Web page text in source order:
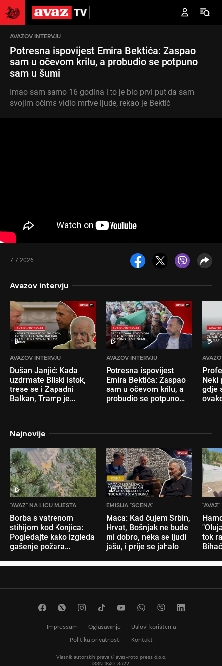
AVAZOV INTERVJU
Potresna ispovijest Emira Bektića: Zaspao
sam u očevom krilu, a probudio se potpuno
sam u šumi
Imao sam samo 16 godina i to je bio prvi put da sam
svojim očima vidio mrtve ljude, rekao je Bektić
7.7.2026
Avazov intervju
AVAZOV INTERVJU
Dušan Janjić: Kada
uzdrmate Bliski istok,
trese se i Zapadni
Balkan, Tramp je
AVAZOV INTERVJU
Potresna ispovijest
Emira Bektića: Zaspao
sam u očevom krilu, a
probudio se potpuno
Neki
gdje
Najnovije
"AVAZ" NA LICU MJESTA
Borba s vatrenom
stihijom kod Konjica:
Pogledajte kako izgleda
gašenje požara
FBiH
EMISIJA "SCENA"
Maca: Kad čujem Srbin,
Hrvat, Bošnjak ne bude
mi dobro, neka se ljudi
jašu, i prije se jahalo
tok
pola
Impressum Oglašavanje
Uslovi korištenja
Politika privatnosti
Kontakt
Vlasnik autorskih prava © avaz-roto press d.o.o.
ISSN 1840-3522.